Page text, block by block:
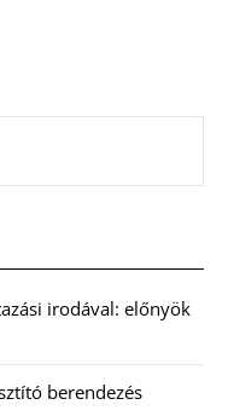
irodával: előnyök
berendezés